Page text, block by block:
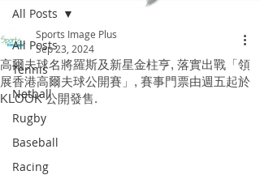
All Posts
Tennis
Netball
Rugby
Baseball
Racing
All Posts
高爾夫球名將羅斯及新星金柱亨, 落實出戰「領
展香港高爾夫球公開賽」, 賽事門票由週五起於
KLOOK 公開發售.
Sports Image Plus
Sep 23, 2024